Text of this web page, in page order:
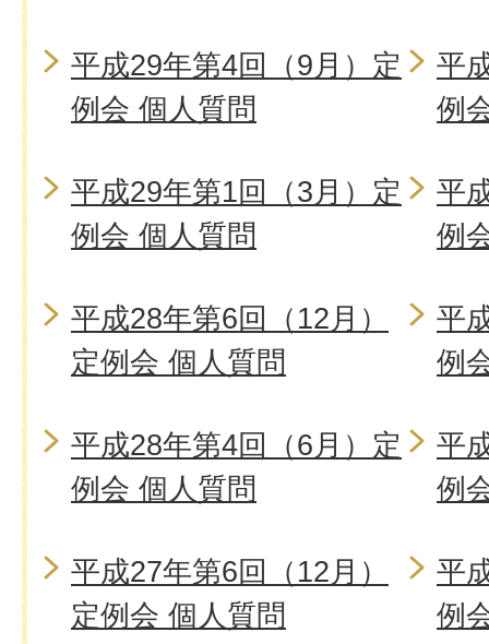
平成29年第4回（9月）定
例会 個人質問
平
例
平成29年第1回（3月）定
例会 個人質問
平
例
平成28年第6回（12月）
定例会 個人質問
平
例
平成28年第4回（6月）定
例会 個人質問
平
例
平成27年第6回（12月）
定例会 個人質問
平
例